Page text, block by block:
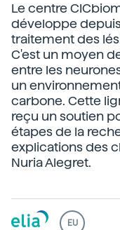
Le centre
développe
traitement des
C'est un moyen
entre les
un
carbone. Cette
reçu un soutien
étapes de la
explications des
Nuria Alegret.
EU